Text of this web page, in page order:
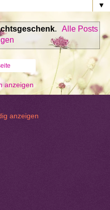
▼
.
Alle Posts
anzeigen
anzeigen